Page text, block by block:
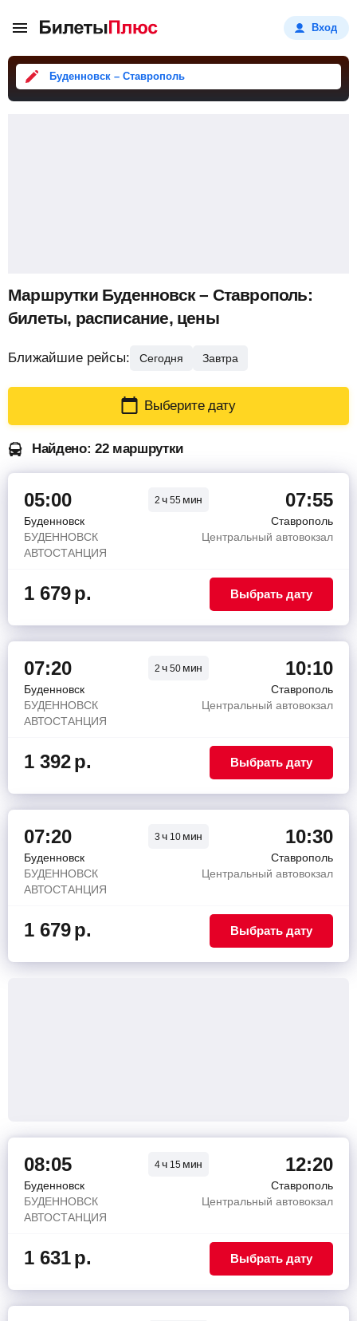
Вход
Буденновск – Ставрополь
Маршрутки Буденновск – Ставрополь:
билеты, расписание, цены
Ближайшие рейсы: Сегодня Завтра
Выберите дату
Найдено: 22 маршрутки
05:00 2ч 55 мин 07:55
Буденновск
Ставрополь
БУДЕННОВСК
АВТОСТАНЦИЯ
Центральный автовокзал
1 679р. Выбрать дату
07:20 2ч 50 мин 10:10
Буденновск
Ставрополь
БУДЕННОВСК
АВТОСТАНЦИЯ
Центральный автовокзал
1 392р. Выбрать дату
07:20 3ч 10 мин 10:30
Буденновск
Ставрополь
БУДЕННОВСК
АВТОСТАНЦИЯ
Центральный автовокзал
1 679р. Выбрать дату
08:05 4ч 15 мин 12:20
Буденновск
Ставрополь
БУДЕННОВСК
АВТОСТАНЦИЯ
Центральный автовокзал
1 631р. Выбрать дату